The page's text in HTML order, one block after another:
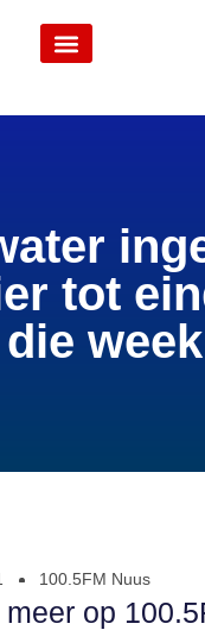
tot
die week
100.5FM Nuus
op